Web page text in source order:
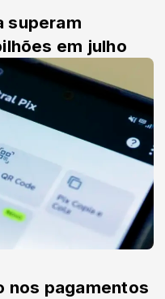
superam
em julho
nos pagamentos